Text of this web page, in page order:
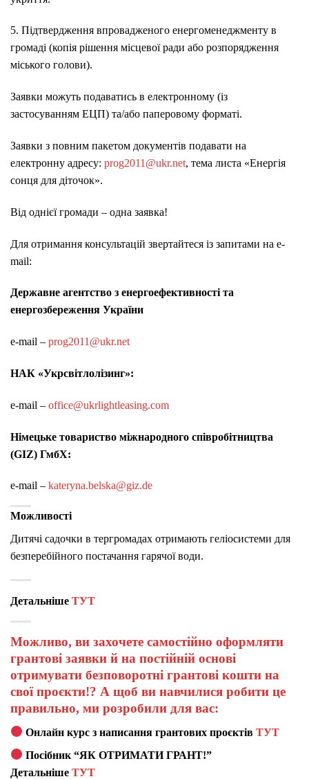
5. Підтвердження впровадженого енергоменеджменту в
громаді (копія рішення місцевої ради або розпорядження
міського голови).
Заявки можуть подаватись в електронному (із
застосуванням ЕЦП) та/або паперовому форматі.
Заявки з повним пакетом документів подавати на
електронну адресу: prog2011@ukr.net, тема листа «Енергія
сонця для діточок».
Від однієї громади – одна заявка!
Для отримання консультацій звертайтеся із запитами на e-
mail:
Державне агентство з енергоефективності та
енергозбереження України
e-mail – prog2011@ukr.net
НАК «Укрсвітлолізинг»:
e-mail – office@ukrlightleasing.com
Німецьке товариство міжнародного співробітництва
(GIZ) ГмбХ:
e-mail – kateryna.belska@giz.de
Можливості
Дитячі садочки в тергромадах отримають геліосистеми для
безперебійного постачання гарячої води.
Детальніше ТУТ
Можливо, ви захочете самостійно оформляти
грантові заявки й на постійній основі
отримувати безповоротні грантові кошти на
свої проєкти!? А щоб ви навчилися робити це
правильно, ми розробили для вас:
Онлайн курс з написання грантових проєктівТУТ
Посібник “ЯК ОТРИМАТИ ГРАНТ!”
Детальніше ТУТ